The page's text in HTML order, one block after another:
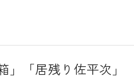
「居残り佐平次」